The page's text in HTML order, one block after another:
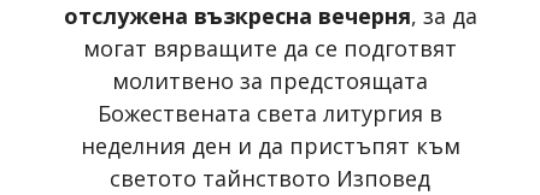
отслужена възкресна вечерня, за да
могат вярващите да се подготвят
молитвено за предстоящата
Божествената света литургия в
неделния ден и да пристъпят към
светото тайнството Изповед